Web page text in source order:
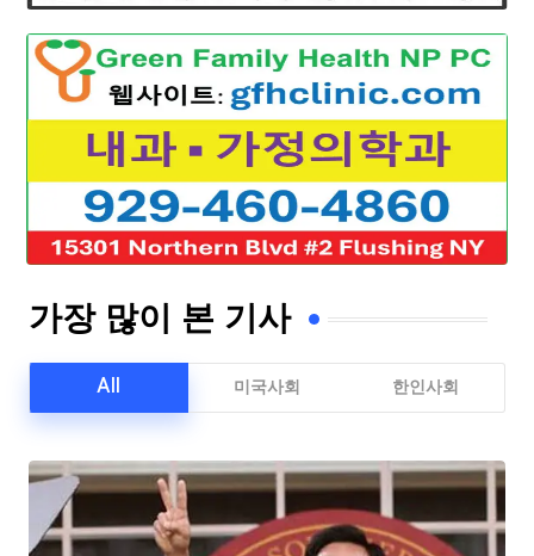
가장 많이 본 기사
All 미국사회 한인사회